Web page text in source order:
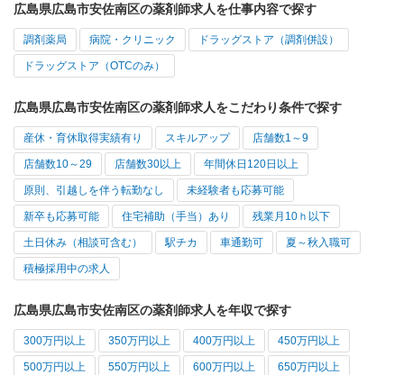
広島県広島市安佐南区の薬剤師求人を仕事内容で探す
調剤薬局 病院・クリニック ドラッグストア（調剤併設）
ドラッグストア（OTCのみ）
広島県広島市安佐南区の薬剤師求人をこだわり条件で探す
産休・育休取得実績有り スキルアップ 店舗数1～9
店舗数10～29 店舗数30以上 年間休日120日以上
原則、引越しを伴う転勤なし 未経験者も応募可能
新卒も応募可能 住宅補助（手当）あり 残業月10ｈ以下
土日休み（相談可含む） 駅チカ 車通勤可 夏～秋入職可
積極採用中の求人
広島県広島市安佐南区の薬剤師求人を年収で探す
300万円以上 350万円以上 400万円以上 450万円以上
500万円以上 550万円以上 600万円以上 650万円以上